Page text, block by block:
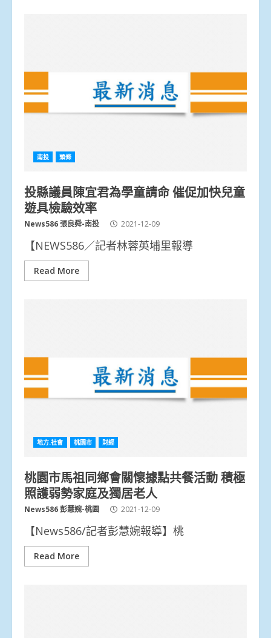
南投 頭條
投縣議員陳宜君為學童請命 催促加快兒童
遊具檢驗效率
News586 張良舜-南投 2021-12-09
【NEWS586／記者林蓉英埔里報導
Read More
地方.社會 桃園市 財經
桃園市馬祖同鄉會關懷據點共餐活動 積極
照護弱勢家庭及獨居老人
News586 彭慧婉-桃園 2021-12-09
【News586/記者彭慧婉報導】桃
Read More